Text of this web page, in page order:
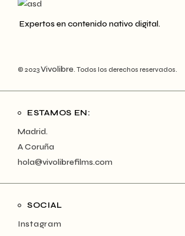
Expertos en contenido nativo digital.
© 2023Vivolibre . Todos los derechos reservados.
ESTAMOS EN:
Madrid.
A Coruña
hola@vivolibrefilms.com
SOCIAL
Instagram